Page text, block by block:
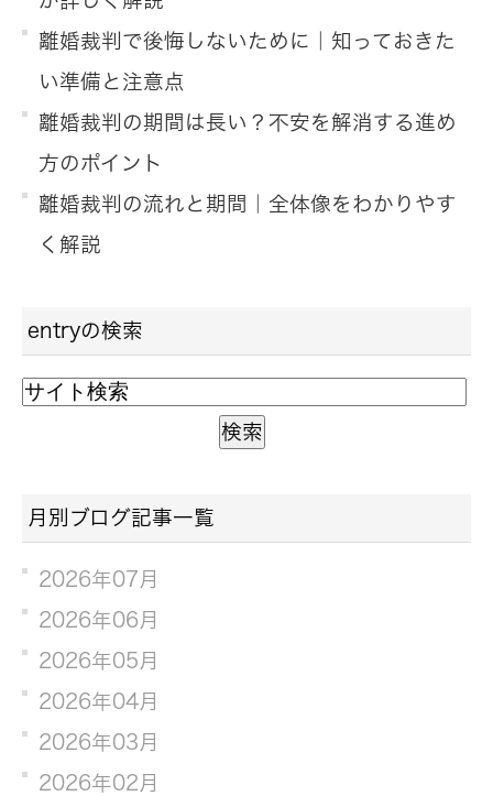
離婚裁判で後悔しないために｜知っておきた
い準備と注意点
離婚裁判の期間は長い？不安を解消する進め
方のポイント
離婚裁判の流れと期間｜全体像をわかりやす
く解説
entryの検索
月別ブログ記事一覧
2026年07月
2026年06月
2026年05月
2026年04月
2026年03月
2026年02月